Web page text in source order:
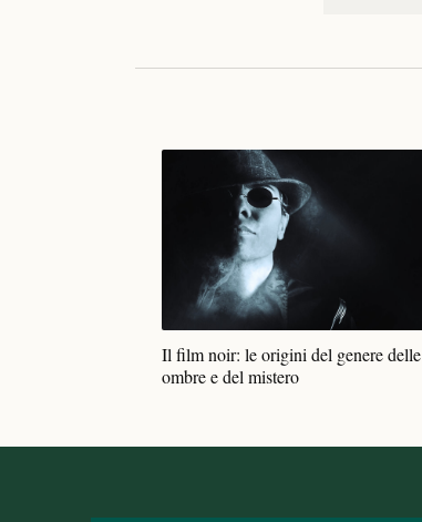
Il film noir: le origini del genere delle
ombre e del mistero